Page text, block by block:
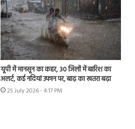
यूपी में मानसून का कहर, 30 जिलों में बारिश का
अलर्ट, कई नदियां उफान पर, बाढ़ का खतरा बढ़ा
25 July 2026 - 4:17 PM